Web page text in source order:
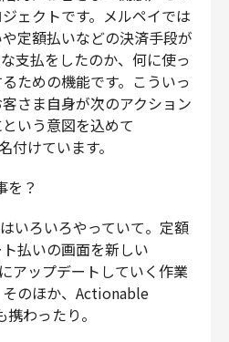
ェクトです。メルペイでは
定額払いなどの決済手段が
支払をしたのか、何に使っ
ための機能です。こういっ
さま自身が次のアクション
いう意図を込めて
けています。
を？
いろいろやっていて。定額
払いの画面を新しい
アップデートしていく作業
のほか、Actionable
わったり。